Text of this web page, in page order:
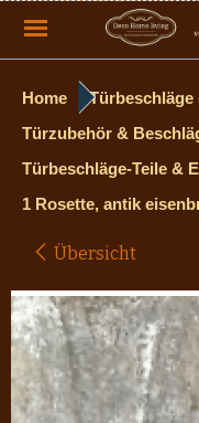
Home
Türbeschläge
Türzubehör &
Türbeschläge-Teile &
1 Rosette, antik
Übersicht